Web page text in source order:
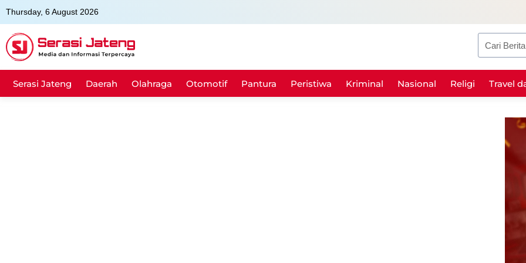
Skip
to
content
Thursday, 6 August 2026
Serasi Jateng Daerah Olahraga Otomotif Pantura Peristiwa Kriminal Nasional Religi Travel